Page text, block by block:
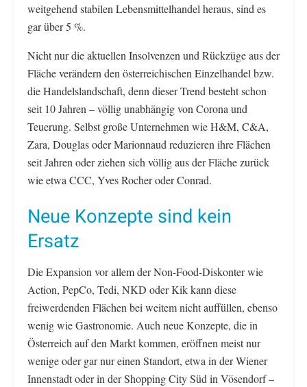
weitgehend stabilen Lebensmittelhandel heraus, sind es
gar über 5 %.
Nicht nur die aktuellen Insolvenzen und Rückzüge aus der
Fläche verändern den österreichischen Einzelhandel bzw.
die Handelslandschaft, denn dieser Trend besteht schon
seit 10 Jahren – völlig unabhängig von Corona und
Teuerung. Selbst große Unternehmen wie H&M, C&A,
Zara, Douglas oder Marionnaud reduzieren ihre Flächen
seit Jahren oder ziehen sich völlig aus der Fläche zurück
wie etwa CCC, Yves Rocher oder Conrad.
Neue Konzepte sind kein
Ersatz
Die Expansion vor allem der Non-Food-Diskonter wie
Action, PepCo, Tedi, NKD oder Kik kann diese
freiwerdenden Flächen bei weitem nicht auffüllen, ebenso
wenig wie Gastronomie. Auch neue Konzepte, die in
Österreich auf den Markt kommen, eröffnen meist nur
wenige oder gar nur einen Standort, etwa in der Wiener
Innenstadt oder in der Shopping City Süd in Vösendorf –